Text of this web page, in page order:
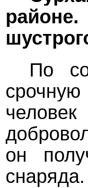
По
он
снаряда.